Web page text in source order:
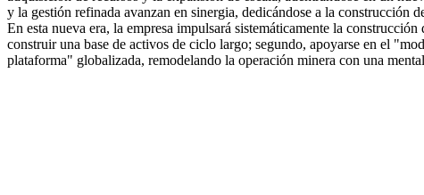
y la gestión refinada avanzan en sinergia, dedicándose a la construcción
En esta nueva era, la empresa impulsará sistemáticamente la
construir una base de activos de ciclo largo; segundo, apoyarse en el
plataforma" globalizada, remodelando la operación minera con una